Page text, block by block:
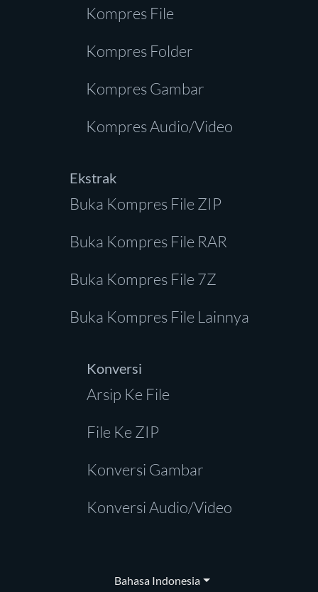
Kompres File
Kompres Folder
Kompres Gambar
Kompres Audio/Video
Ekstrak
Buka Kompres File ZIP
Buka Kompres File RAR
Buka Kompres File 7Z
Buka Kompres File Lainnya
Konversi
Arsip Ke File
File Ke ZIP
Konversi Gambar
Konversi Audio/Video
Bahasa Indonesia